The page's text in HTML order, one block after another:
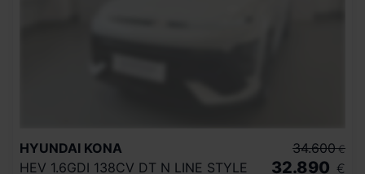
HYUNDAI KONA
HEV 1.6GDI 138CV DT N LINE STYLE
34.600 €
32.890 €